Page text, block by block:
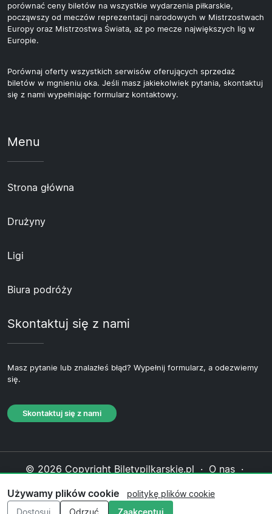
porównać ceny biletów na wszystkie wydarzenia piłkarskie,
począwszy od meczów reprezentacji narodowych w Mistrzostwach
Europy oraz Mistrzostwa Świata, aż po mecze największych lig w
Europie.
Porównaj oferty wszystkich serwisów oferujących sprzedaż
biletów w mgnieniu oka. Jeśli masz jakiekolwiek pytania, skontaktuj
się z nami wypełniając formularz kontaktowy.
Menu
Strona główna
Drużyny
Ligi
Biura podróży
Skontaktuj się z nami
Masz pytanie lub znalazłeś błąd? Wypełnij formularz, a odezwiemy
się.
Skontaktuj się z nami
© 2026 Copyright Biletypilkarskie.pl · O nas ·
Polityka plików cookie·Polityka redakcyjna
Używamy plików cookie
politykę plików cookie
Dostosuj
Odrzuć Zaakceptuj